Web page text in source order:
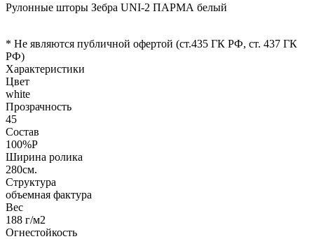
Рулонные шторы Зебра UNI-2 ПАРМА белый
* Не являются публичной офертой (ст.435 ГК РФ, cт. 437 ГК
РФ)
Характеристики
Цвет
white
Прозрачность
45
Состав
100%P
Ширина ролика
280см.
Структура
объемная фактура
Вес
188 г/м2
Огнестойкость